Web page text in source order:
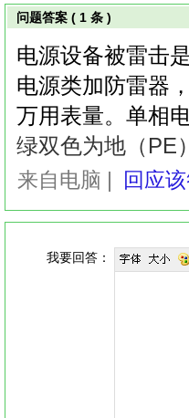
问题答案 ( 1 条 )
电源设备被雷击
电源类加防雷器
万用表量。单相
绿双色为地（PE
来自电脑 | 回应
我要回答：